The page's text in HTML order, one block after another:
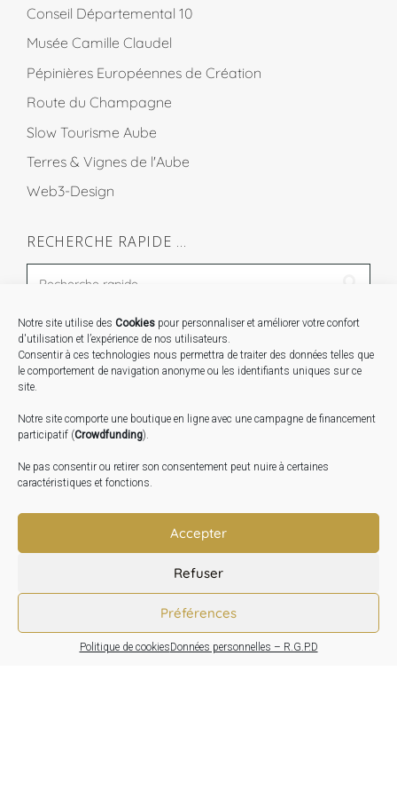
Notre site utilise des Cookies pour personnaliser et améliorer votre confort
d'utilisation et l’expérience de nos utilisateurs.
Consentir à ces technologies nous permettra de traiter des données telles que
le comportement de navigation anonyme ou les identifiants uniques sur ce
site.
Notre site comporte une boutique en ligne avec une campagne de financement
participatif (Crowdfunding).
Ne pas consentir ou retirer son consentement peut nuire à certaines
caractéristiques et fonctions.
Accepter
Refuser
Préférences
Politique de cookiesDonnées personnelles – R.G.P.D
Conseil Départemental 10
Musée Camille Claudel
Pépinières Européennes de Création
Route du Champagne
Slow Tourisme Aube
Terres & Vignes de l'Aube
Web3-Design
RECHERCHE RAPIDE …
STAGES …
Expo « Mesures de lumière » du 19 Sept au 29 Nov.
Inauguration de la Grange : Le 17 Oct. 2026
Atelier Image : L’art au service de la santé mentale –
10 Oct. 2026